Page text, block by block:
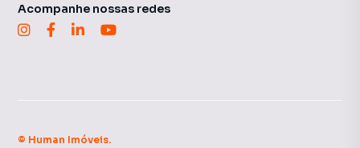
Acompanhe nossas redes
© Human Imóveis.